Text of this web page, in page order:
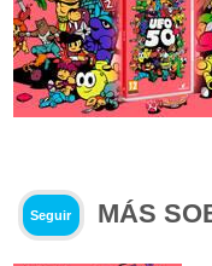
Seguir MÁS